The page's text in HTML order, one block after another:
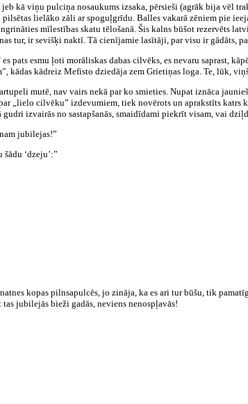
kā viņu pulciņa nosaukums izsaka, pērsieši (agrāk bija vēl
lielāko zāli ar spoguļgrīdu. Balles vakarā zēniem pie
mīlestības skatu tēlošanā. Šis kalns būšot rezervēts
tur, ir sevišķi naktī. Tā cienījamie lasītāji, par visu ir gādāts,
pats esmu ļoti morāliskas dabas cilvēks, es nevaru saprast,
kādas kādreiz Mefisto dziedāja zem Grietiņas loga. Te, lūk,
mutē, nav vairs nekā par ko smieties. Nupat iznāca
„lielo cilvēku” izdevumiem, tiek novērots un aprakstīts katrs
izvairās no sastapšanās, smaidīdami piekrīt visam, vai
jubilejas!”
‘dzeju’:”
kopas pilnsapulcēs, jo zināja, ka es ari tur būšu, tik
jubilejās bieži gadās, neviens nenospļavās!